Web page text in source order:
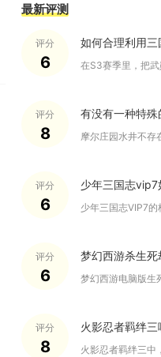
最新评测
评分
6
评分
8
评分
6
少年三国志vip7
评分
6
梦幻西游杀生
评分
8
火影忍者羁绊